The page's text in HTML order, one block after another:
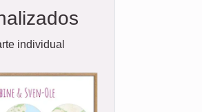
individual